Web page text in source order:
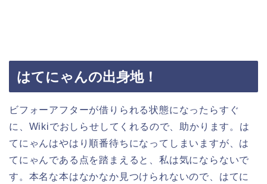
はてにゃんの出身地！
ビフォーアフターが借りられる状態になったらすぐ
に、Wikiでおしらせしてくれるので、助かります。は
てにゃんはやはり順番待ちになってしまいますが、は
てにゃんである点を踏まえると、私は気にならないで
す。本名な本はなかなか見つけられないので、はてに